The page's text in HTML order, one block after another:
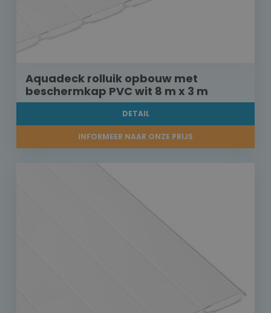
Aquadeck rolluik opbouw met
beschermkap PVC wit 8 m x 3 m
DETAIL
INFORMEER NAAR ONZE PRIJS